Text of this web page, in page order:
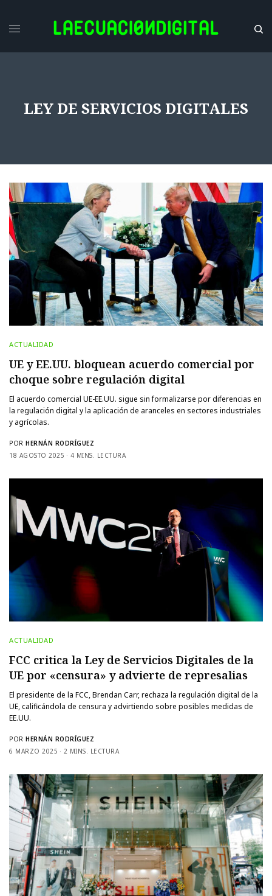
LEY DE SERVICIOS DIGITALES
ACTUALIDAD
UE y EE.UU. bloquean acuerdo comercial por
choque sobre regulación digital
El acuerdo comercial UE-EE.UU. sigue sin formalizarse por diferencias en
la regulación digital y la aplicación de aranceles en sectores industriales
y agrícolas.
POR HERNÁN RODRÍGUEZ
18 AGOSTO 2025
4 MINS. LECTURA
ACTUALIDAD
FCC critica la Ley de Servicios Digitales de la
UE por «censura» y advierte de represalias
El presidente de la FCC, Brendan Carr, rechaza la regulación digital de la
UE, calificándola de censura y advirtiendo sobre posibles medidas de
EE.UU.
POR HERNÁN RODRÍGUEZ
6 MARZO 2025
2 MINS. LECTURA